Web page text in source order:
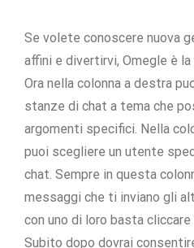
Se volete conoscere nuova
affini e divertirvi, Omegle è
Ora nella colonna a destra
stanze di chat a tema che
argomenti specifici. Nella
puoi scegliere un utente
chat. Sempre in questa
messaggi che ti inviano gli
con uno di loro basta
Subito dopo dovrai